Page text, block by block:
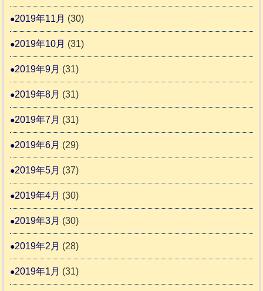
2019年11月 (30)
2019年10月 (31)
2019年9月 (31)
2019年8月 (31)
2019年7月 (31)
2019年6月 (29)
2019年5月 (37)
2019年4月 (30)
2019年3月 (30)
2019年2月 (28)
2019年1月 (31)